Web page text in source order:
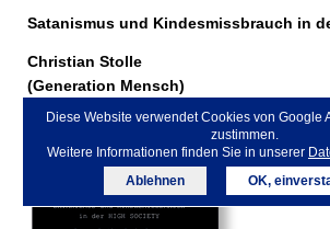
Satanismus und Kindes­missbrauch in
Christian Stolle
(Generation Mensch)
100 Minuten
Diese Website verwendet Cookies von Google
zustimmen.
Weitere Informationen finden Sie in unserer
Ablehnen
OK,